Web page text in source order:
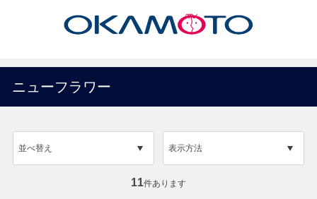
ニューフラワー
表示方法
並べ替え
11件あります